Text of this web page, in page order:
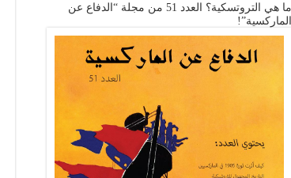
ما هي التروتسكية؟ العدد 51 من مجلة “الدفاع عن
الماركسية”!